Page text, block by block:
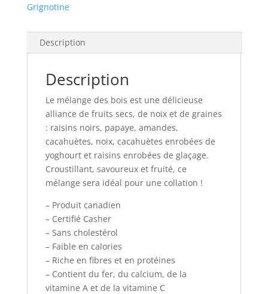
Grignotine
Description
Description
Le mélange des bois est une délicieuse
alliance de fruits secs, de noix et de graines
: raisins noirs, papaye, amandes,
cacahuètes, noix, cacahuètes enrobées de
yoghourt et raisins enrobées de glaçage.
Croustillant, savoureux et fruité, ce
mélange sera idéal pour une collation !
– Produit canadien
– Certifié Casher
– Sans cholestérol
– Faible en calories
– Riche en fibres et en protéines
– Contient du fer, du calcium, de la
vitamine A et de la vitamine C